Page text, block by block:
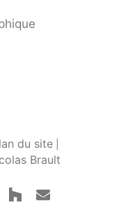
du site
Brault
houzzemail